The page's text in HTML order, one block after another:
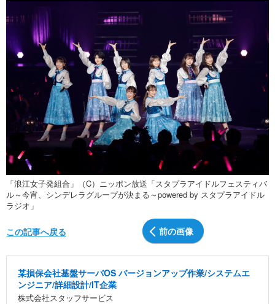
ショッピング その他
「浪江女子発組合」（C）ニッポン放送「スタプラアイドルフェスティバ
ル～今宵、シンデレラグループが決まる～powered by スタプラアイドル
ラジオ」
前の画像
この記事へ戻る
某損保会社基盤サーバOS バージョンアップ作業/システムエ
ンジニア/詳細設計/IT企業
株式会社スタッフサービス